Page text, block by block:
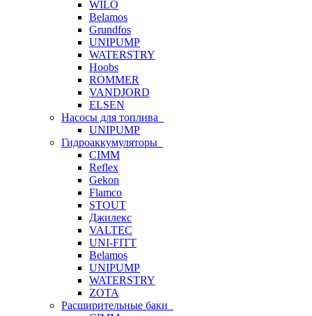
WILO
Belamos
Grundfos
UNIPUMP
WATERSTRY
Hoobs
ROMMER
VANDJORD
ELSEN
Насосы для топлива
UNIPUMP
Гидроаккумуляторы
CIMM
Reflex
Gekon
Flamco
STOUT
Джилекс
VALTEC
UNI-FITT
Belamos
UNIPUMP
WATERSTRY
ZOTA
Расширительные баки